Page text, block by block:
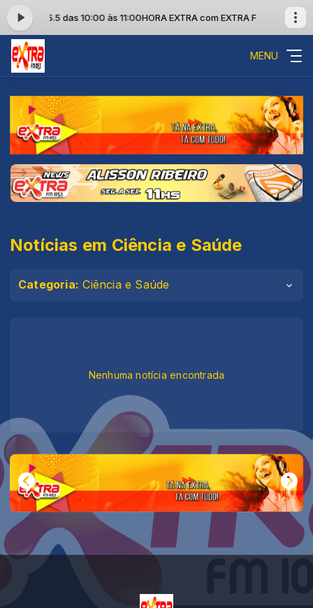
FM 105.5 das 10:00 às 11:00HORA EXTRA com EXTRA FM 105.5 das
MENU
Notícias em Ciência e Saúde
Categoria: Ciência e Saúde
Nenhuma notícia encontrada